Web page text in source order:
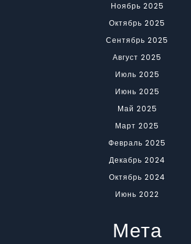
Ноябрь 2025
Октябрь 2025
Сентябрь 2025
Август 2025
Июль 2025
Июнь 2025
Май 2025
Март 2025
Февраль 2025
Декабрь 2024
Октябрь 2024
Июнь 2022
Мета